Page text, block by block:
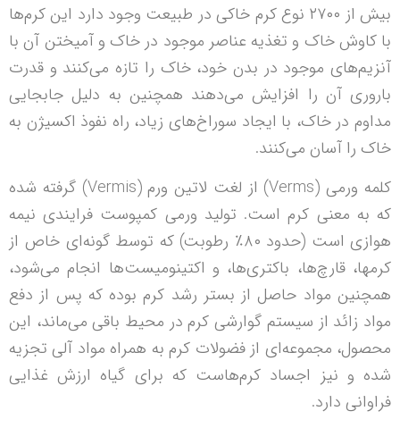
بیش از ۲۷۰۰ نوع کرم خاکی در طبیعت وجود دارد این کرم‌ها
با کاوش خاک و تغذیه عناصر موجود در خاک و آمیختن آن با
آنزیم‌های موجود در بدن خود، خاک را تازه می‌کنند و قدرت
باروری آن را افزایش می‌دهند همچنین به دلیل جابجایی
مداوم در خاک، با ایجاد سوراخ‌های زیاد، راه نفوذ اکسیژن به
خاک را آسان می‌کنند.
کلمه ورمی (Verms) از لغت لاتین ورم (Vermis) گرفته شده
که به معنی کرم است. تولید ورمی کمپوست فرایندی نیمه
هوازی است (حدود ۸۰٪ رطوبت) که توسط گونه‌ای خاص از
کرمها، قارچ‌ها، باکتری‌ها، و اکتینومیست‌ها انجام می‌شود،
همچنین مواد حاصل از بستر رشد کرم بوده که پس از دفع
مواد زائد از سیستم گوارشی کرم در محیط باقی می‌ماند، این
محصول، مجموعه‌ای از فضولات کرم به همراه مواد آلی تجزیه
شده و نیز اجساد کرم‌هاست که برای گیاه ارزش غذایی
فراوانی دارد.